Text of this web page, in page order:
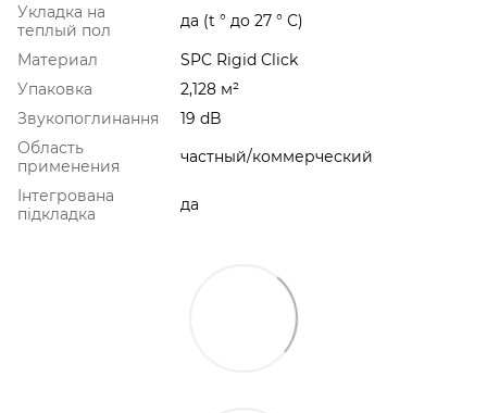
Укладка на
теплый пол
да (t ° до 27 ° С)
Материал
SPC Rigid Click
Упаковка
2,128 м²
Звукопоглинання
19 dB
Область
применения
частный/коммерческий
Інтегрована
підкладка
да